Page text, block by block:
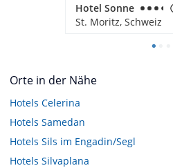
Hotel Sonne
St. Moritz, Schweiz
Orte in der Nähe
Hotels Celerina
Hotels Samedan
Hotels Sils im Engadin/Segl
Hotels Silvaplana